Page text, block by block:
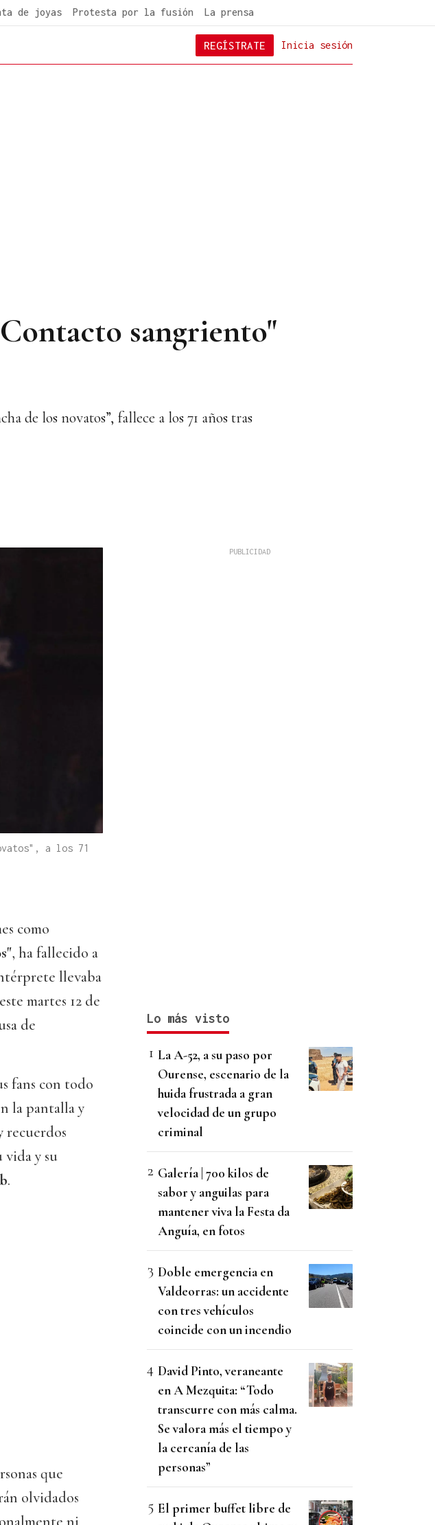
de joyas Protesta por la fusión La prensa
Inicia sesión
REGÍSTRATE
sangriento"
de los novatos”, fallece a los 71 años tras
a los 71
como
, ha fallecido a
llevaba
martes 12 de
de
fans con todo
la pantalla y
recuerdos
vida y su
.
que
olvidados
Lo más visto
La A-52, a su paso por
Ourense, escenario de la
huida frustrada a gran
velocidad de un grupo
criminal
Galería | 700 kilos de
sabor y anguilas para
mantener viva la Festa da
Anguía, en fotos
Doble emergencia en
Valdeorras: un accidente
con tres vehículos
coincide con un incendio
David Pinto, veraneante
en A Mezquita: “Todo
transcurre con más calma.
Se valora más el tiempo y
la cercanía de las
personas”
El primer buffet libre de